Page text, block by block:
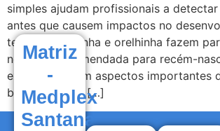
simples ajudam profissionais a
antes que causem impactos no
teste da linguinha e orelhinha fazem
neonatal recomendada para recém-
exames avaliam aspectos importantes
bebê logo nos […]
Matriz
-
Medplex
Santana